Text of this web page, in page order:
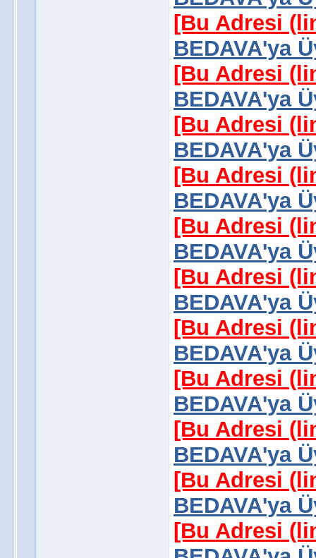
[Bu Adresi
BEDAVA'ya
[Bu Adresi
BEDAVA'ya
[Bu Adresi
BEDAVA'ya
[Bu Adresi
BEDAVA'ya
[Bu Adresi
BEDAVA'ya
[Bu Adresi
BEDAVA'ya
[Bu Adresi
BEDAVA'ya
[Bu Adresi
BEDAVA'ya
[Bu Adresi
BEDAVA'ya
[Bu Adresi
BEDAVA'ya
[Bu Adresi